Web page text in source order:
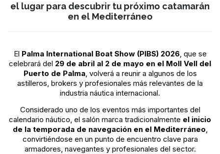
el lugar para descubrir tu próximo catamarán
en el Mediterráneo
El Palma International Boat Show (PIBS) 2026, que se
celebrará del 29 de abril al 2 de mayo en el Moll Vell del
Puerto de Palma, volverá a reunir a algunos de los
astilleros, brokers y profesionales más relevantes de la
industria náutica internacional.
Considerado uno de los eventos más importantes del
calendario náutico, el salón marca tradicionalmente el inicio
de la temporada de navegación en el Mediterráneo
convirtiéndose en un punto de encuentro clave para
armadores, navegantes y profesionales del sector.